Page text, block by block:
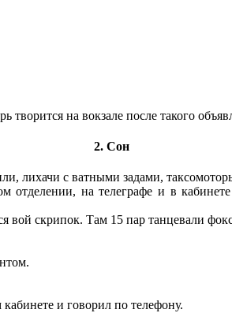
на вокзале после такого
2. Сон
лихачи с ватными задами,
на телеграфе и в
вой скрипок. Там 15 пар танцевали
и говорил по телефону.